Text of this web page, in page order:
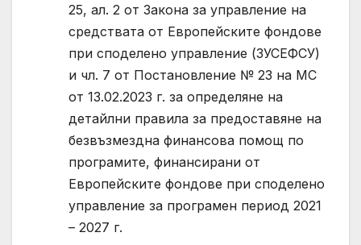
25, ал. 2 от Закона за управление на
средствата от Европейските фондове
при споделено управление (ЗУСЕФСУ)
и чл. 7 от Постановление № 23 на МС
от 13.02.2023 г. за определяне на
детайлни правила за предоставяне на
безвъзмездна финансова помощ по
програмите, финансирани от
Европейските фондове при споделено
управление за програмен период 2021
– 2027 г.